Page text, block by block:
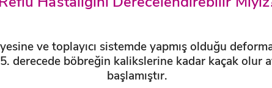
ve toplayıcı sistemde yapmış olduğu
derecede böbreğin kalikslerine kadar kaçak olur
başlamıştır.